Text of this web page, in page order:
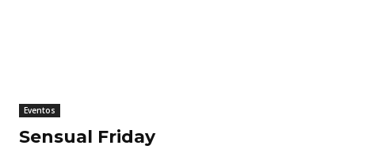
Eventos
Sensual Friday